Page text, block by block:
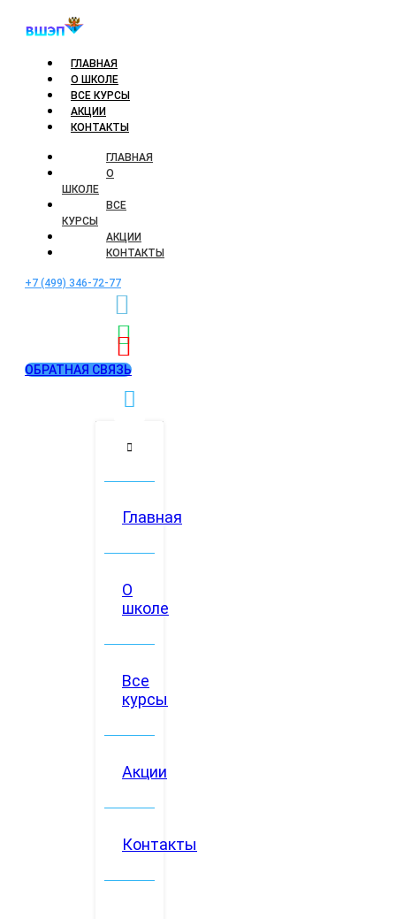
ГЛАВНАЯ
О ШКОЛЕ
ВСЕ КУРСЫ
АКЦИИ
КОНТАКТЫ
ГЛАВНАЯ
О
ШКОЛЕ
ВСЕ
КУРСЫ
АКЦИИ
КОНТАКТЫ
+7 (499) 346-72-77
ОБРАТНАЯ СВЯЗЬ
Главная
О
школе
Все
курсы
Акции
Контакты